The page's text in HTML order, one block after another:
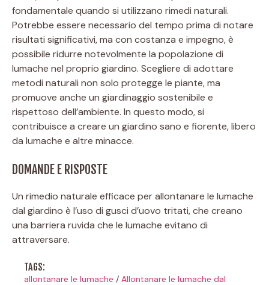
fondamentale quando si utilizzano rimedi naturali.
Potrebbe essere necessario del tempo prima di notare
risultati significativi, ma con costanza e impegno, è
possibile ridurre notevolmente la popolazione di
lumache nel proprio giardino. Scegliere di adottare
metodi naturali non solo protegge le piante, ma
promuove anche un giardinaggio sostenibile e
rispettoso dell’ambiente. In questo modo, si
contribuisce a creare un giardino sano e fiorente, libero
da lumache e altre minacce.
DOMANDE E RISPOSTE
Un rimedio naturale efficace per allontanare le lumache
dal giardino è l’uso di gusci d’uovo tritati, che creano
una barriera ruvida che le lumache evitano di
attraversare.
TAGS:
allontanare le lumache / Allontanare le lumache dal